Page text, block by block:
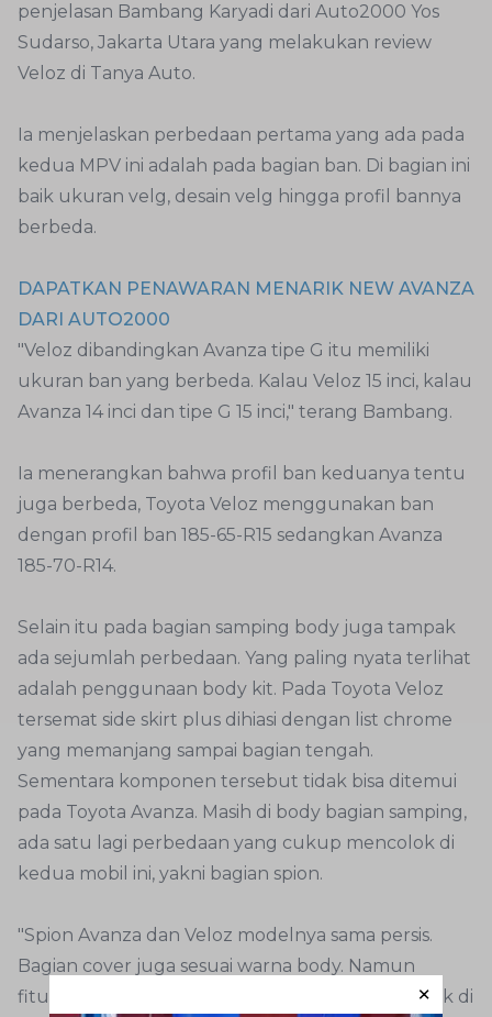
penjelasan Bambang Karyadi dari Auto2000 Yos
Sudarso, Jakarta Utara yang melakukan review
Veloz di Tanya Auto.
Ia menjelaskan perbedaan pertama yang ada pada
kedua MPV ini adalah pada bagian ban. Di bagian ini
baik ukuran velg, desain velg hingga profil bannya
berbeda.
DAPATKAN PENAWARAN MENARIK NEW AVANZA
DARI AUTO2000
"Veloz dibandingkan Avanza tipe G itu memiliki
ukuran ban yang berbeda. Kalau Veloz 15 inci, kalau
Avanza 14 inci dan tipe G 15 inci," terang Bambang.
Ia menerangkan bahwa profil ban keduanya tentu
juga berbeda, Toyota Veloz menggunakan ban
dengan profil ban 185-65-R15 sedangkan Avanza
185-70-R14.
Selain itu pada bagian samping body juga tampak
ada sejumlah perbedaan. Yang paling nyata terlihat
adalah penggunaan body kit. Pada Toyota Veloz
tersemat side skirt plus dihiasi dengan list chrome
yang memanjang sampai bagian tengah.
Sementara komponen tersebut tidak bisa ditemui
pada Toyota Avanza. Masih di body bagian samping,
ada satu lagi perbedaan yang cukup mencolok di
kedua mobil ini, yakni bagian spion.
"Spion Avanza dan Veloz modelnya sama persis.
Bagian cover juga sesuai warna body. Namun
fiturnya lebih banyak di Veloz. Jika kita tekan lock di